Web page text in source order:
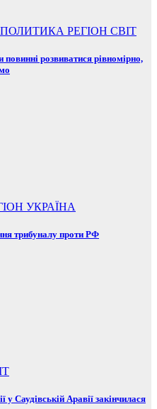
ПОЛИТИКА РЕГІОН СВІТ
розвиватися рівномірно,
УКРАЇНА
трибуналу проти РФ
у Саудівській Аравії закінчилася